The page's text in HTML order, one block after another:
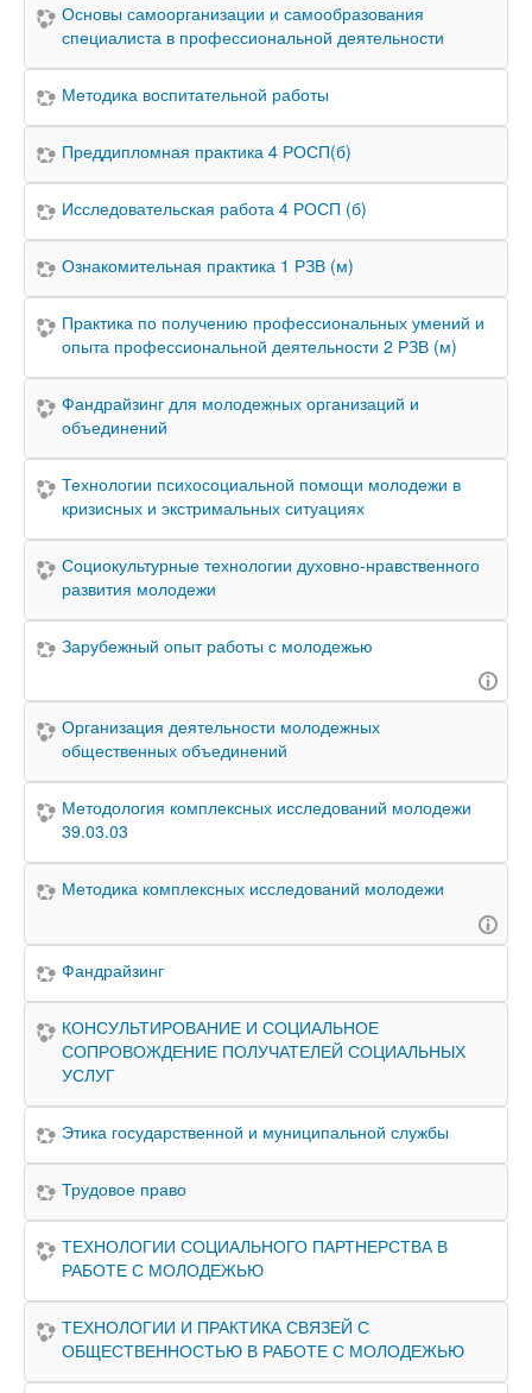
Основы самоорганизации и самообразования
специалиста в профессиональной деятельности
Методика воспитательной работы
Преддипломная практика 4 РОСП(б)
Исследовательская работа 4 РОСП (б)
Ознакомительная практика 1 РЗВ (м)
Практика по получению профессиональных умений и
опыта профессиональной деятельности 2 РЗВ (м)
Фандрайзинг для молодежных организаций и
объединений
Технологии психосоциальной помощи молодежи в
кризисных и экстримальных ситуациях
Социокультурные технологии духовно-нравственного
развития молодежи
Зарубежный опыт работы с молодежью
Организация деятельности молодежных
общественных объединений
Методология комплексных исследований молодежи
39.03.03
Методика комплексных исследований молодежи
Фандрайзинг
КОНСУЛЬТИРОВАНИЕ И СОЦИАЛЬНОЕ
СОПРОВОЖДЕНИЕ ПОЛУЧАТЕЛЕЙ СОЦИАЛЬНЫХ
УСЛУГ
Этика государственной и муниципальной службы
Трудовое право
ТЕХНОЛОГИИ СОЦИАЛЬНОГО ПАРТНЕРСТВА В
РАБОТЕ С МОЛОДЕЖЬЮ
ТЕХНОЛОГИИ И ПРАКТИКА СВЯЗЕЙ С
ОБЩЕСТВЕННОСТЬЮ В РАБОТЕ С МОЛОДЕЖЬЮ